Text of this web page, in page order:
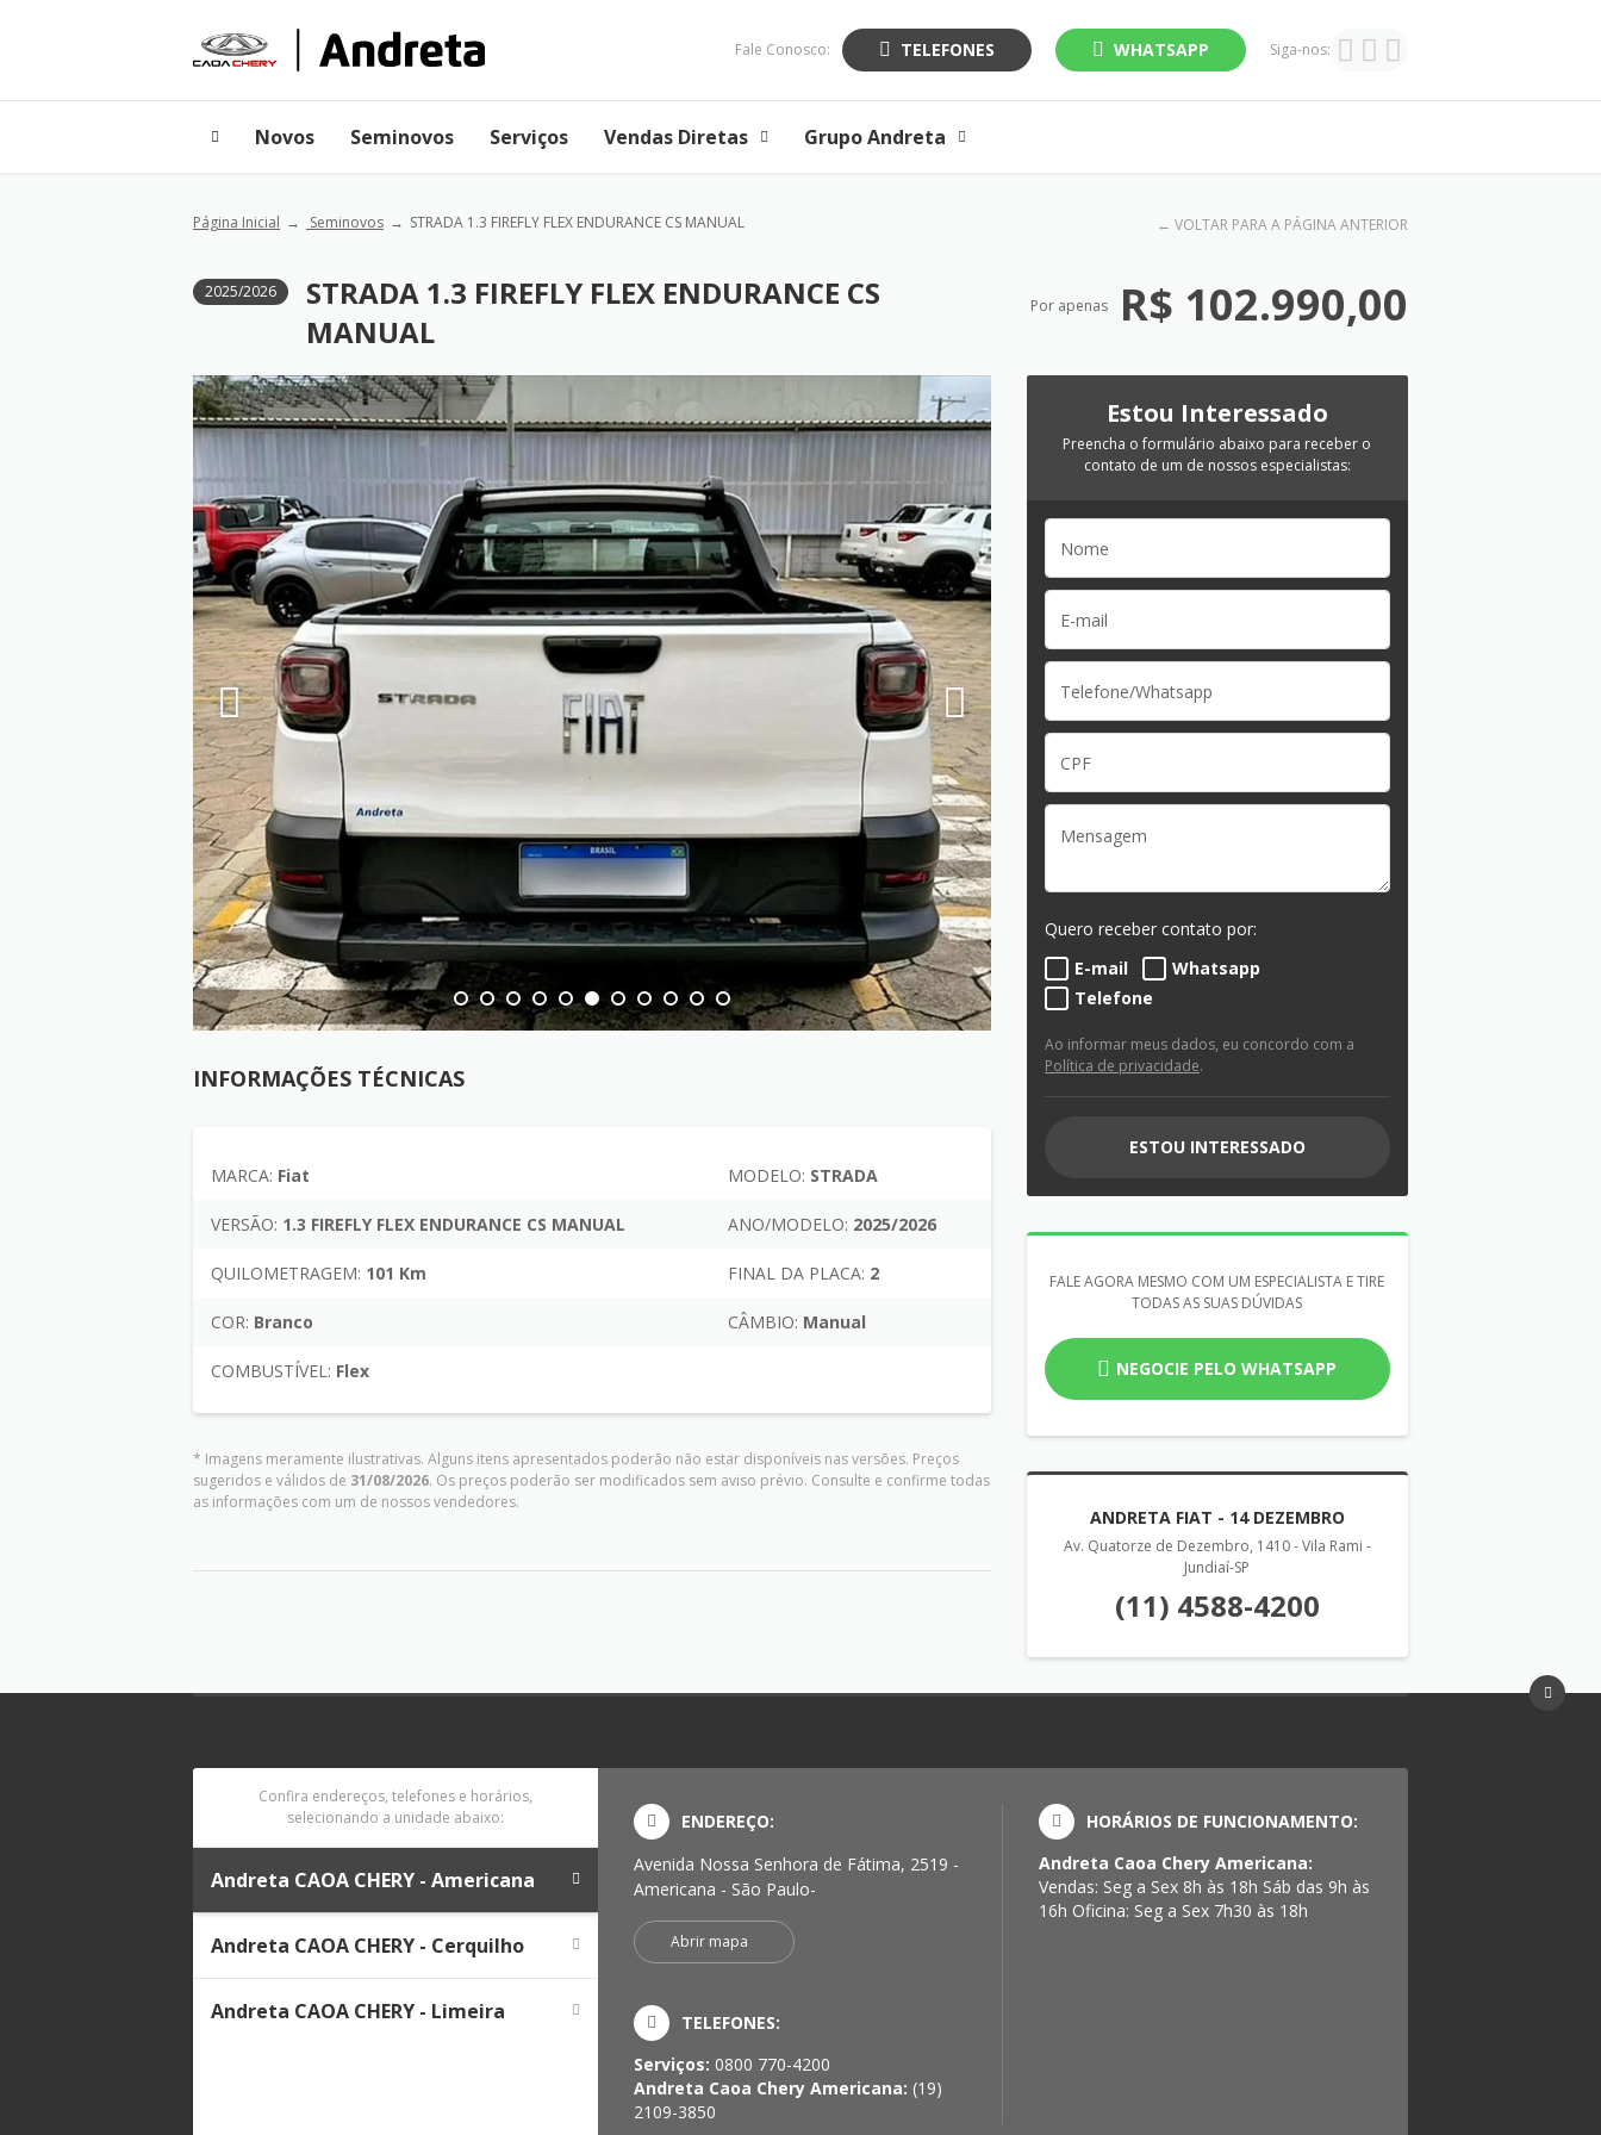
Fale Conosco: TELEFONES WHATSAPP Siga-nos:
Novos Seminovos Serviços Vendas Diretas Grupo Andreta
Página Inicial Seminovos STRADA 1.3 FIREFLY FLEX ENDURANCE CS MANUAL ← VOLTAR PARA A PÁGINA ANTERIOR
2025/2026
STRADA 1.3 FIREFLY FLEX ENDURANCE CS
MANUAL
Por apenas R$ 102.990,00
INFORMAÇÕES TÉCNICAS
MARCA: Fiat MODELO: STRADA
VERSÃO: 1.3 FIREFLY FLEX ENDURANCE CS MANUAL ANO/MODELO: 2025/2026
QUILOMETRAGEM: 101 Km FINAL DA PLACA: 2
COR: Branco CÂMBIO: Manual
COMBUSTÍVEL: Flex
* Imagens meramente ilustrativas. Alguns itens apresentados poderão não estar disponíveis nas versões. Preços
sugeridos e válidos de 31/08/2026. Os preços poderão ser modificados sem aviso prévio. Consulte e confirme todas
as informações com um de nossos vendedores.
Estou Interessado
Preencha o formulário abaixo para receber o
contato de um de nossos especialistas:
Quero receber contato por:
E-mail
Whatsapp
Telefone
Ao informar meus dados, eu concordo com a
Política de privacidade.
ESTOU INTERESSADO
FALE AGORA MESMO COM UM ESPECIALISTA E TIRE
TODAS AS SUAS DÚVIDAS
NEGOCIE PELO WHATSAPP
ANDRETA FIAT - 14 DEZEMBRO
Av. Quatorze de Dezembro, 1410 - Vila Rami -
Jundiaí-SP
(11) 4588-4200
Confira endereços, telefones e horários,
selecionando a unidade abaixo:
Andreta CAOA CHERY - Americana
Andreta CAOA CHERY - Cerquilho
Andreta CAOA CHERY - Limeira
ENDEREÇO:
Avenida Nossa Senhora de Fátima, 2519 -
Americana - São Paulo-
Abrir mapa
TELEFONES:
Serviços: 0800 770-4200
Andreta Caoa Chery Americana: (19)
2109-3850
HORÁRIOS DE FUNCIONAMENTO:
Andreta Caoa Chery Americana:
Vendas: Seg a Sex 8h às 18h Sáb das 9h às
16h Oficina: Seg a Sex 7h30 às 18h